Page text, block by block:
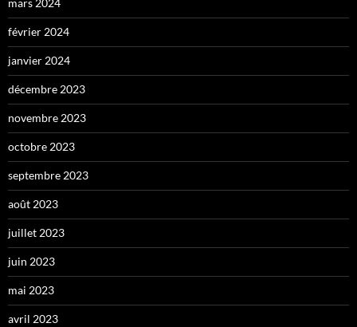
mars 2024
février 2024
janvier 2024
décembre 2023
novembre 2023
octobre 2023
septembre 2023
août 2023
juillet 2023
juin 2023
mai 2023
avril 2023